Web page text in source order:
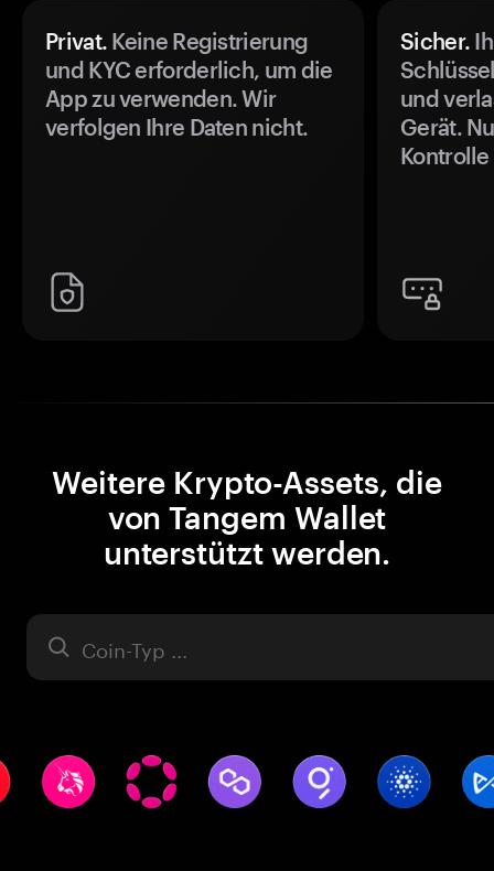
Privat. Keine Registrierung
und KYC erforderlich, um die
App zu verwenden. Wir
verfolgen Ihre Daten nicht.
Sicher.
und
Gerät.
Weitere Krypto-Assets, die
von Tangem Wallet
unterstützt werden.
Asset